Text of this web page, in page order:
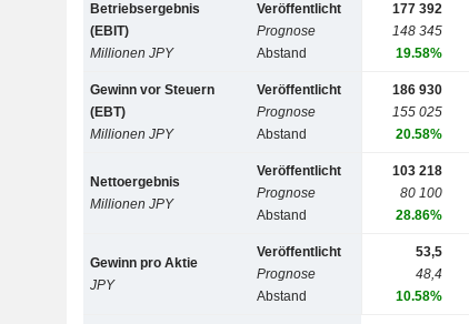
Betriebsergebnis
(EBIT)
Millionen JPY
Veröffentlicht
Prognose
Abstand
177 392
148 345
19.58%
Gewinn vor Steuern
(EBT)
Millionen JPY
Veröffentlicht
Prognose
Abstand
186 930
155 025
20.58%
Nettoergebnis
Millionen JPY
Veröffentlicht
Prognose
Abstand
103 218
80 100
28.86%
Gewinn pro Aktie
JPY
Veröffentlicht
Prognose
Abstand
53,5
48,4
10.58%